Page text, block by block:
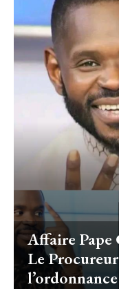
Affaire
Le